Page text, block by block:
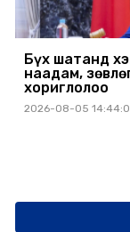
Бүх шатанд
наадам,
хориглолоо
2026-08-05